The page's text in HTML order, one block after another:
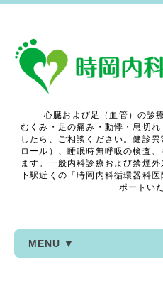
心臓および足（血管）の診
むくみ・足の痛み・動悸・息切
したら、ご相談ください。健診
ロール）、睡眠時無呼吸の検査
ます。一般内科診療および禁煙
下駅近くの「時岡内科循環器科
ポートい
MENU ▼